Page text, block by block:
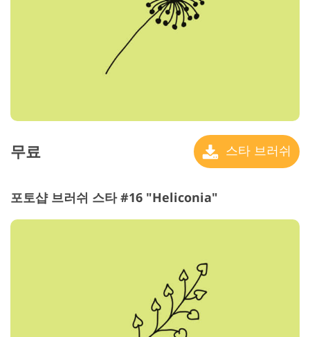
무료 스타 브러쉬
포토샵 브러쉬 스타 #16 "Heliconia"